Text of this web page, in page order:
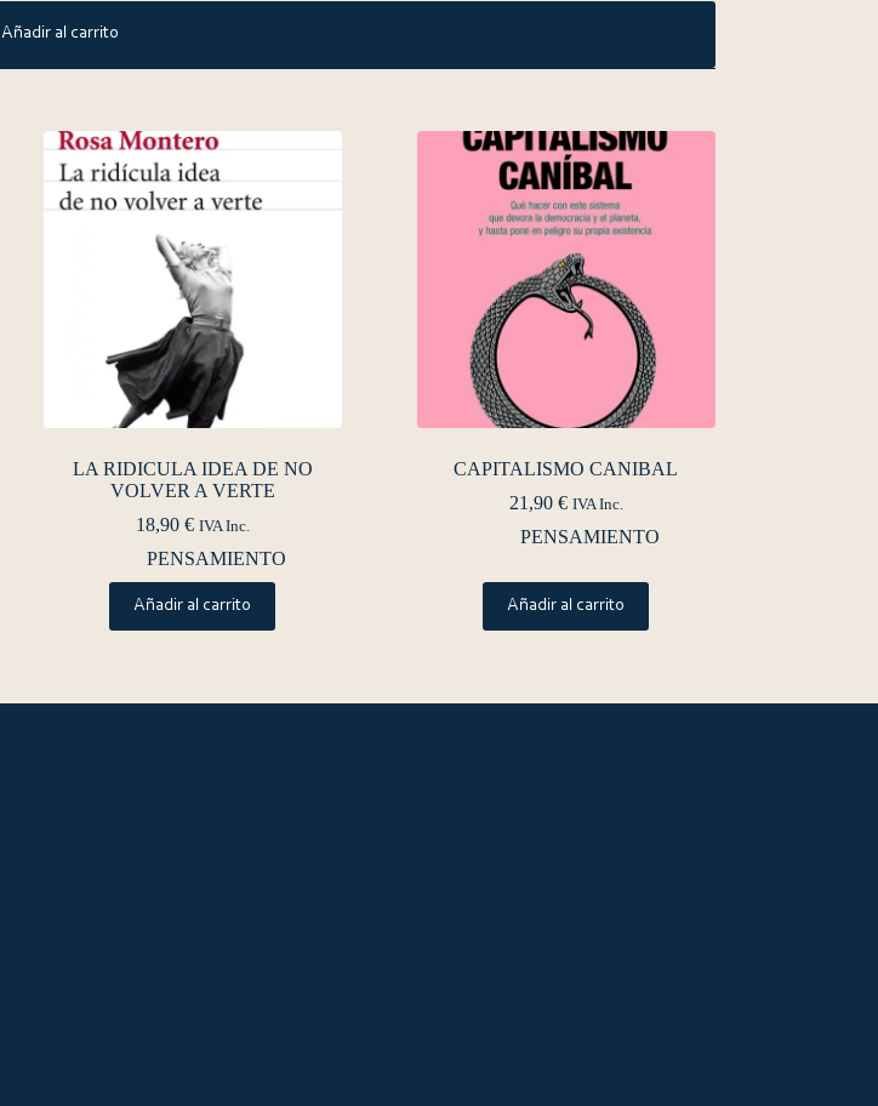
Añadir al carrito
LA RIDICULA IDEA DE NO
VOLVER A VERTE
18,90 € IVA Inc.
PENSAMIENTO
Añadir al carrito
CAPITALISMO CANIBAL
21,90 € IVA Inc.
PENSAMIENTO
Añadir al carrito